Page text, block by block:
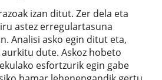
izan ditut. Zer dela eta
astez erregulartasuna
Analisi asko egin ditut eta,
dute. Askoz hobeto
esfortzurik egin gabe